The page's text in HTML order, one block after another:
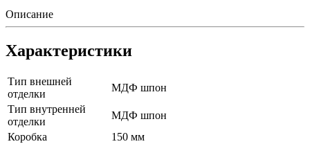
Описание
Характеристики
Тип внешней
отделки
МДФ шпон
Тип внутренней
отделки
МДФ шпон
Коробка
150 мм